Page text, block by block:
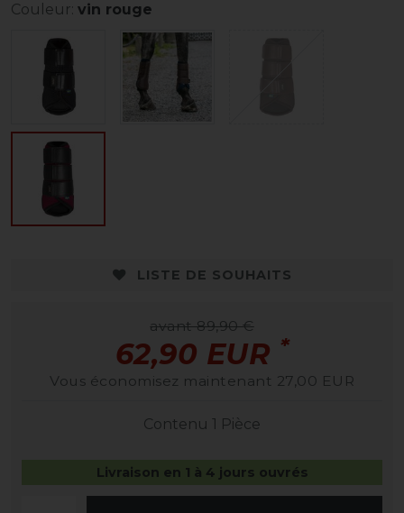
Couleur: vin rouge
LISTE DE SOUHAITS
avant 89,90 €
62,90 EUR *
Vous économisez maintenant 27,00 EUR
Contenu 1 Pièce
Livraison en 1 à 4 jours ouvrés